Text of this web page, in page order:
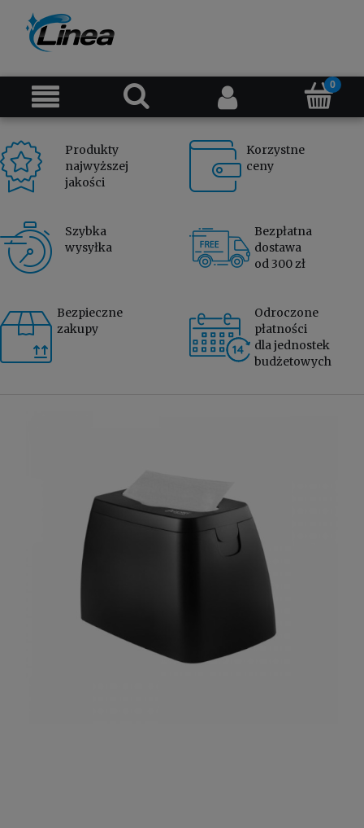
Produkty
najwyższej
jakości
Korzystne
ceny
Szybka
wysyłka
Bezpłatna
dostawa
od 300 zł
Bezpieczne
zakupy
Odroczone
płatności
dla jednostek
budżetowych